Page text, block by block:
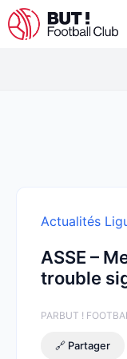
Aller
au
Actualités
ASSE –
trouble
PARBUT !
🔗 Partager